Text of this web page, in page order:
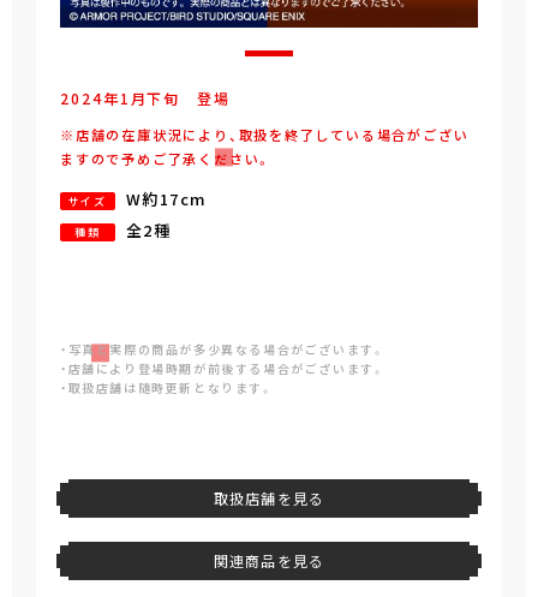
2024年1 月下旬 登場
※店舗の在庫状況により、取扱を終了している場合がござい
ますので予めご了承ください。
サイズ W約17cm
種類 全2種
・写真と実際の商品が多少異なる場合がございます。
・店舗により登場時期が前後する場合がございます。
・取扱店舗は随時更新となります。
取扱店舗を見る
関連商品を見る